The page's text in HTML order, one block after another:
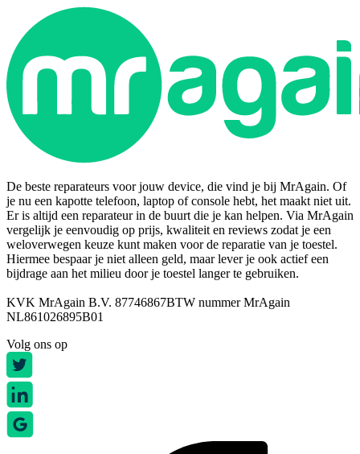
De beste reparateurs voor jouw device, die vind je bij MrAgain. Of
je nu een kapotte telefoon, laptop of console hebt, het maakt niet uit.
Er is altijd een reparateur in de buurt die je kan helpen. Via MrAgain
vergelijk je eenvoudig op prijs, kwaliteit en reviews zodat je een
weloverwegen keuze kunt maken voor de reparatie van je toestel.
Hiermee bespaar je niet alleen geld, maar lever je ook actief een
bijdrage aan het milieu door je toestel langer te gebruiken.
KVK MrAgain B.V. 87746867BTW nummer MrAgain
NL861026895B01
Volg ons op